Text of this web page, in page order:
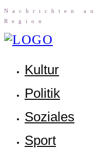
Nach­rich­ten
Region
Kul­tur
Poli­tik
Sozia­les
Sport